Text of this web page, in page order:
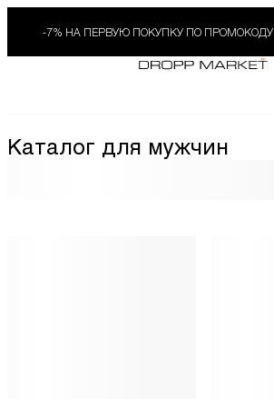
-7% НА ПЕРВУЮ ПОКУПКУ ПО ПРОМОКОДУ
Каталог для мужчин